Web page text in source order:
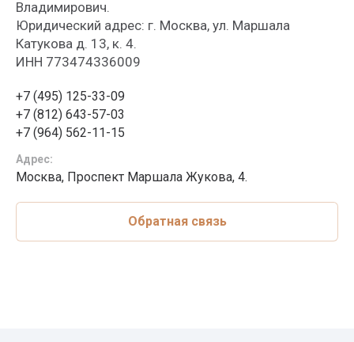
Владимирович.
Юридический адрес: г. Москва, ул. Маршала
Катукова д. 13, к. 4.
ИНН 773474336009
+7 (495) 125-33-09
+7 (812) 643-57-03
+7 (964) 562-11-15
Адрес:
Москва, Проспект Маршала Жукова, 4.
Обратная связь